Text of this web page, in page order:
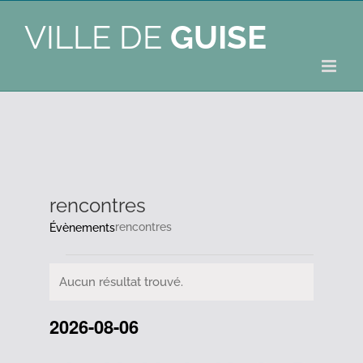
VILLE DE GUISE
rencontres
Évènementsrencontres
Évènements
Notice
Aucun résultat trouvé.
2026-08-06